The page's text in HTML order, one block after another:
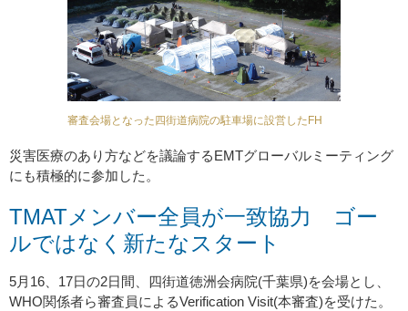
審査会場となった四街道病院の駐車場に設営したFH
災害医療のあり方などを議論するEMTグローバルミーティング
にも積極的に参加した。
TMATメンバー全員が一致協力 ゴー
ルではなく新たなスタート
5月16、17日の2日間、四街道徳洲会病院(千葉県)を会場とし、
WHO関係者ら審査員によるVerification Visit(本審査)を受けた。